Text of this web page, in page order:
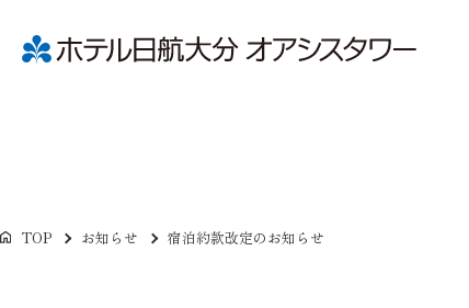
TOP お知らせ 宿泊約款改定のお知らせ